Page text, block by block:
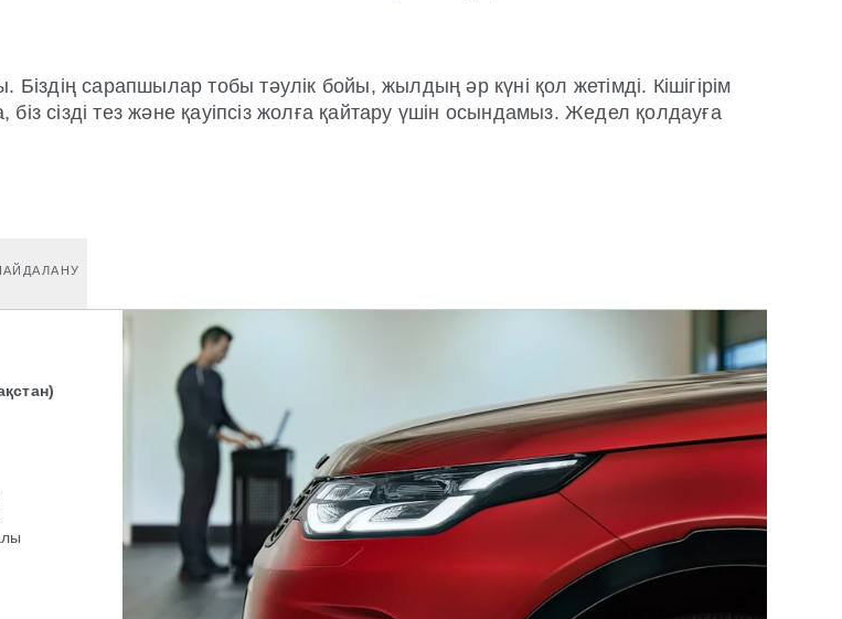
сарапшылар тобы тәулік бойы, жылдың әр күні қол жетімді. Кішігірім
сізді тез және қауіпсіз жолға қайтару үшін осындамыз. Жедел қолдауға